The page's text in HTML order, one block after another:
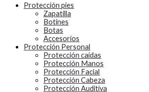
Protección pies
Zapatilla
Botines
Botas
Accesorios
Protección Personal
Protección caídas
Protección Manos
Protección Facial
Protección Cabeza
Protección Auditiva